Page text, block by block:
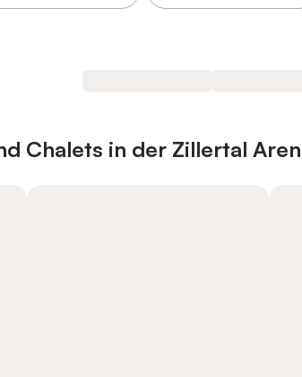
Chalets in der Zillertal